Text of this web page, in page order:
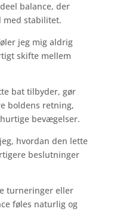
balance, der
med stabilitet.
jeg mig aldrig
skifte mellem
bat tilbyder, gør
boldens retning,
bevægelser.
hvordan den lette
beslutninger
turneringer eller
føles naturlig og